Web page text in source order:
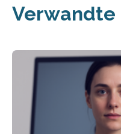
Verwandte